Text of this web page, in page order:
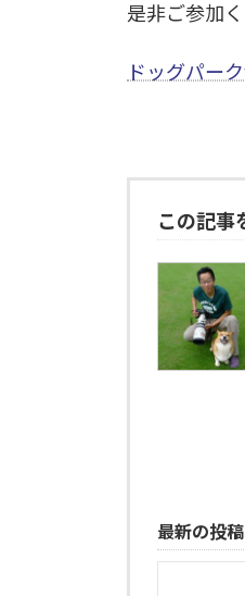
是非ご参加
ドッグパー
この記事
最新の投稿